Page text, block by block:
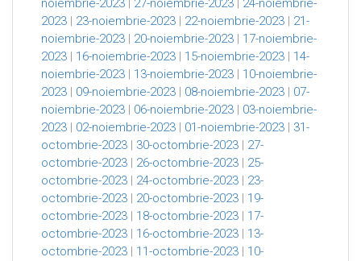
noiembrie-2023 27-noiembrie-2023
24-noiembrie-
2023 | 23-noiembrie-2023 | 22-noiembrie-2023 | 21-
noiembrie-2023 | 20-noiembrie-2023 | 17-noiembrie-
2023 | 16-noiembrie-2023 | 15-noiembrie-2023 | 14-
noiembrie-2023 | 13-noiembrie-2023 | 10-noiembrie-
2023 | 09-noiembrie-2023 | 08-noiembrie-2023 | 07-
noiembrie-2023 | 06-noiembrie-2023 | 03-noiembrie-
2023 | 02-noiembrie-2023 | 01-noiembrie-2023 | 31-
octombrie-2023 | 30-octombrie-2023 | 27-
octombrie-2023 | 26-octombrie-2023 | 25-
octombrie-2023 | 24-octombrie-2023 | 23-
octombrie-2023 | 20-octombrie-2023 | 19-
octombrie-2023 | 18-octombrie-2023 | 17-
octombrie-2023 | 16-octombrie-2023 | 13-
octombrie-2023 | 11-octombrie-2023 | 10-